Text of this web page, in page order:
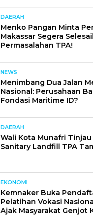
DAERAH
Menko Pangan Minta
Makassar Segera
Permasalahan TPA!
NEWS
Menimbang Dua Jalan
Nasional: Perusahaan
Fondasi Maritime ID?
DAERAH
Wali Kota Munafri
Sanitary Landfill TPA
EKONOMI
Kemnaker Buka
Pelatihan Vokasi
Ajak Masyarakat Genjot